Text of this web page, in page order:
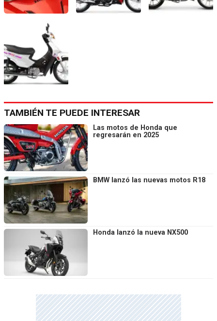
TAMBIÉN TE PUEDE INTERESAR
Las motos de Honda que
regresarán en 2025
BMW lanzó las nuevas motos R18
Honda lanzó la nueva NX500